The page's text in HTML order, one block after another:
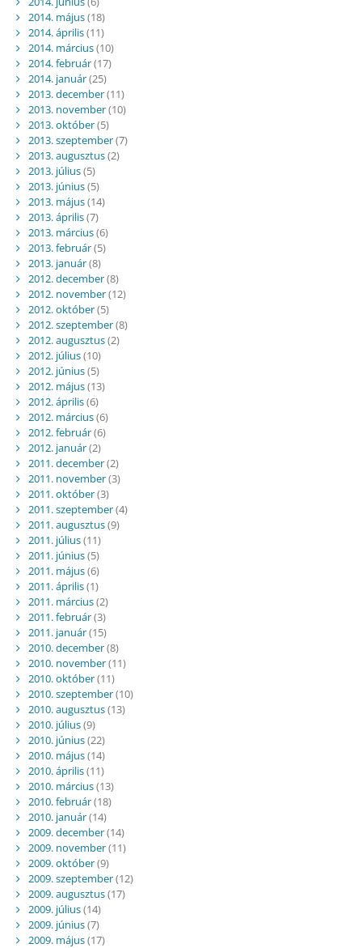
2014. május(18)
2014. április(11)
2014. március(10)
2014. február(17)
2014. január(25)
2013. december(11)
2013. november(10)
2013. október(5)
2013. szeptember(7)
2013. augusztus(2)
2013. július(5)
2013. június(5)
2013. május(14)
2013. április(7)
2013. március(6)
2013. február(5)
2013. január(8)
2012. december(8)
2012. november(12)
2012. október(5)
2012. szeptember(8)
2012. augusztus(2)
2012. július(10)
2012. június(5)
2012. május(13)
2012. április(6)
2012. március(6)
2012. február(6)
2012. január(2)
2011. december(2)
2011. november(3)
2011. október(3)
2011. szeptember(4)
2011. augusztus(9)
2011. július(11)
2011. június(5)
2011. május(6)
2011. április(1)
2011. március(2)
2011. február(3)
2011. január(15)
2010. december(8)
2010. november(11)
2010. október(11)
2010. szeptember(10)
2010. augusztus(13)
2010. július(9)
2010. június(22)
2010. május(14)
2010. április(11)
2010. március(13)
2010. február(18)
2010. január(14)
2009. december(14)
2009. november(11)
2009. október(9)
2009. szeptember(12)
2009. augusztus(17)
2009. július(14)
2009. június(7)
2009. május(17)